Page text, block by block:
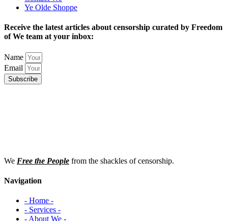
Ye Olde Shoppe
Receive the latest articles about censorship curated by Freedom
of We team at your inbox:
Name
Email
Subscribe
We Free the People from the shackles of censorship.
Navigation
- Home -
- Services -
- About We -